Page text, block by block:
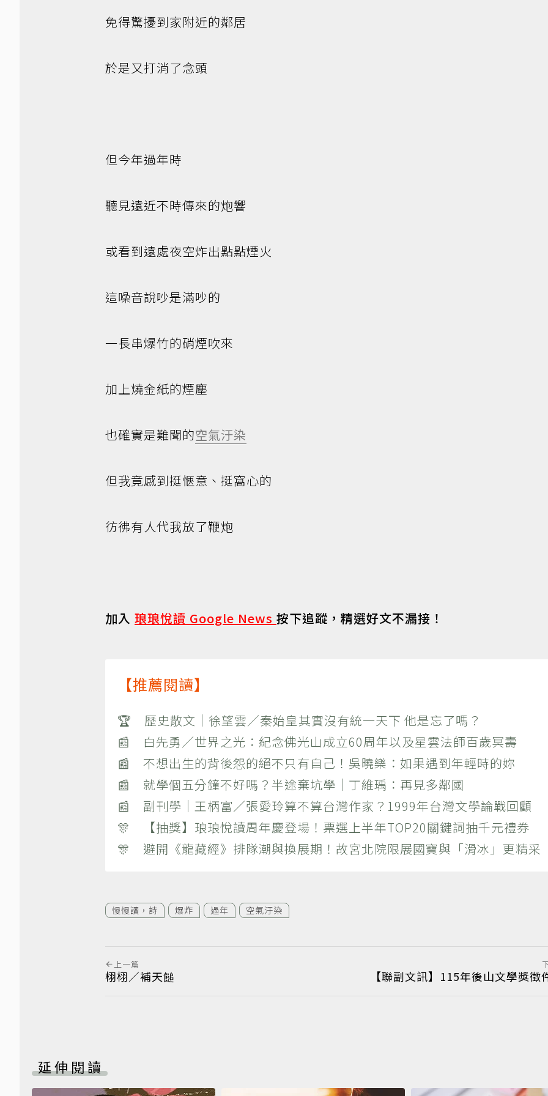
免得驚擾到家附近的鄰居
於是又打消了念頭
但今年過年時
聽見遠近不時傳來的炮響
或看到遠處夜空炸出點點煙火
這噪音說吵是滿吵的
一長串爆竹的硝煙吹來
加上燒金紙的煙塵
也確實是難聞的空氣汙染
但我竟感到挺愜意、挺窩心的
彷彿有人代我放了鞭炮
加入 琅琅悅讀 Google News 按下追蹤，精選好文不漏接！
【推薦閱讀】
🏆 歷史散文｜徐望雲／秦始皇其實沒有統一天下 他是忘了嗎？
📰 白先勇／世界之光：紀念佛光山成立60周年以及星雲法師百歲冥壽
📰 不想出生的背後怨的絕不只有自己！吳曉樂：如果遇到年輕時的妳
📰 就學個五分鐘不好嗎？半途棄坑學｜丁維瑀：再見多鄰國
📰 副刊學｜王柄富／張愛玲算不算台灣作家？1999年台灣文學論戰回顧
🎊 【抽獎】琅琅悅讀周年慶登場！票選上半年TOP20關鍵詞抽千元禮券
🎊 避開《龍藏經》排隊潮與換展期！故宮北院限展國寶與「滑冰」更精采
慢慢讀，詩 爆炸 過年 空氣汙染
上一篇
栩栩／補天䭔 【聯副文訊】115年後山文學獎徵
延伸閱讀